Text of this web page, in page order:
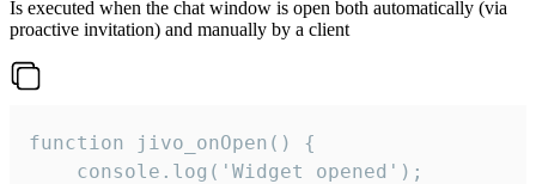
Is executed when the chat window is open both automatically (via
proactive invitation) and manually by a client
function jivo_onOpen() {
    console.log('Widget opened');